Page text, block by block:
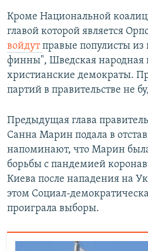
Кроме Национальной
главой которой является
войдутправые популисты
финны", Шведская народная
христианские демократы.
партий в правительстве не
Предыдущая глава
Санна Марин подала в
напоминают, что Марин
борьбы с пандемией
Киева после нападения на
этом Социал-
проиграла выборы.